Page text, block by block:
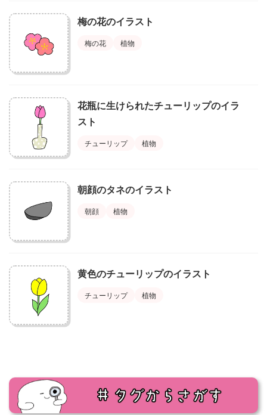
梅の花のイラスト
梅の花 植物
花瓶に生けられたチューリップのイラ
スト
チューリップ 植物
朝顔のタネのイラスト
朝顔 植物
黄色のチューリップのイラスト
チューリップ 植物